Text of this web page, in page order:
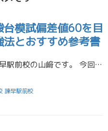
模試偏差値60を目
とおすすめ参考書
こんにちは。東進諫早駅前校の山﨑です。 今回は、数学はある程度できているとは思うが、得意な科目とは言い切れない。駿台模試の偏差値60は超えた状態にはしておきたいなど、様々な理由から現状の点数には満足できていない人に向けて […]
諫早駅前校